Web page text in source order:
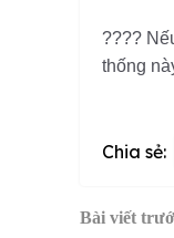
????
thống
Chia sẻ:
Bài viết